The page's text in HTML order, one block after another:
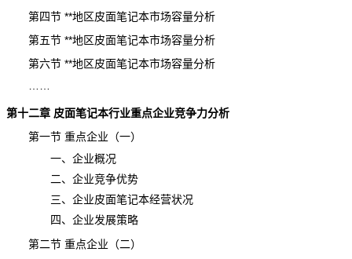
第四节 **地区皮面笔记本市场容量分析
第五节 **地区皮面笔记本市场容量分析
第六节 **地区皮面笔记本市场容量分析
第十二章 皮面笔记本行业重点企业竞争力分析
第一节 重点企业（一）
一、企业概况
二、企业竞争优势
三、企业皮面笔记本经营状况
四、企业发展策略
第二节 重点企业（二）